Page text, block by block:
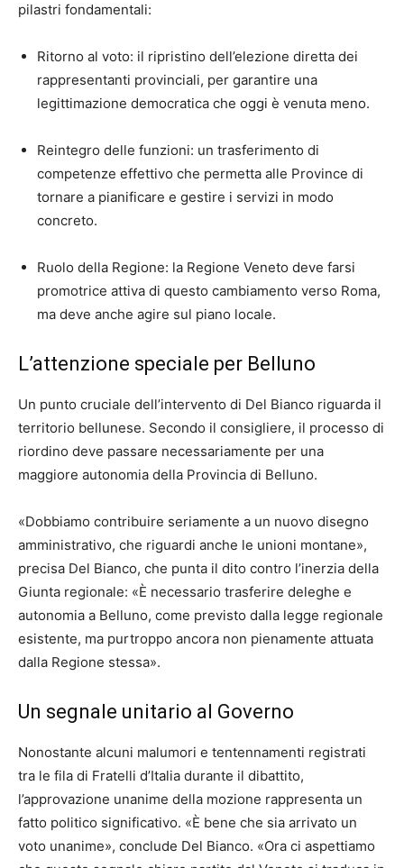
pilastri fondamentali:
Ritorno al voto: il ripristino dell’elezione diretta dei
rappresentanti provinciali, per garantire una
legittimazione democratica che oggi è venuta meno.
Reintegro delle funzioni: un trasferimento di
competenze effettivo che permetta alle Province di
tornare a pianificare e gestire i servizi in modo
concreto.
Ruolo della Regione: la Regione Veneto deve farsi
promotrice attiva di questo cambiamento verso Roma,
ma deve anche agire sul piano locale.
L’attenzione speciale per Belluno
Un punto cruciale dell’intervento di Del Bianco riguarda il
territorio bellunese. Secondo il consigliere, il processo di
riordino deve passare necessariamente per una
maggiore autonomia della Provincia di Belluno.
«Dobbiamo contribuire seriamente a un nuovo disegno
amministrativo, che riguardi anche le unioni montane»,
precisa Del Bianco, che punta il dito contro l’inerzia della
Giunta regionale: «È necessario trasferire deleghe e
autonomia a Belluno, come previsto dalla legge regionale
esistente, ma purtroppo ancora non pienamente attuata
dalla Regione stessa».
Un segnale unitario al Governo
Nonostante alcuni malumori e tentennamenti registrati
tra le fila di Fratelli d’Italia durante il dibattito,
l’approvazione unanime della mozione rappresenta un
fatto politico significativo. «È bene che sia arrivato un
voto unanime», conclude Del Bianco. «Ora ci aspettiamo